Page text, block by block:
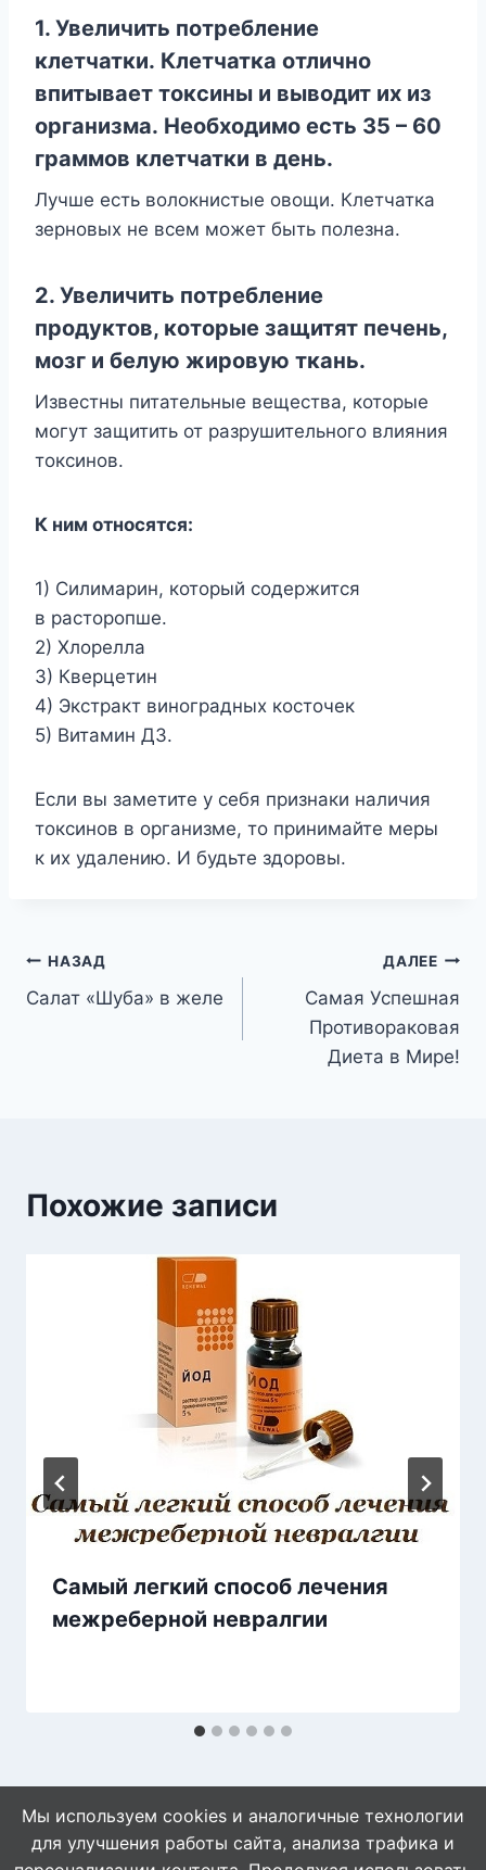
1. Увеличить потребление
клетчатки. Клетчатка отлично
впитывает токсины и выводит их из
организма. Необходимо есть 35 – 60
граммов клетчатки в день.
Лучше есть волокнистые овощи. Клетчатка
зерновых не всем может быть полезна.
2. Увеличить потребление
продуктов, которые защитят печень,
мозг и белую жировую ткань.
Известны питательные вещества, которые
могут защитить от разрушительного влияния
токсинов.
К ним относятся:
1) Силимарин, который содержится
в расторопше.
2) Хлорелла
3) Кверцетин
4) Экстракт виноградных косточек
5) Витамин Д3.
Если вы заметите у себя признаки наличия
токсинов в организме, то принимайте меры
к их удалению. И будьте здоровы.
Навигация
по
НАЗАД
Салат «Шуба» в желе
ДАЛЕЕ
Самая Успешная
Противораковая
Диета в Мире!
Похожие записи
Самый легкий способ лечения
межреберной невралгии
Мы используем cookies и аналогичные технологии
для улучшения работы сайта, анализа трафика и